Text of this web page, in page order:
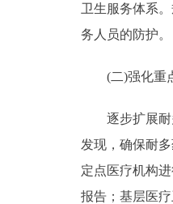
卫生服务体系
务人员的防护。
(二)强化重点
逐步扩展耐多
发现，确保耐
定点医疗机构
报告；基层医